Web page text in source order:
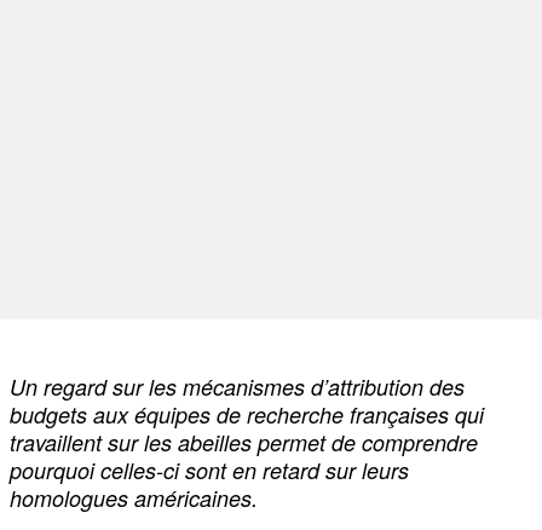
Un regard sur les mécanismes d’attribution des
budgets aux équipes de recherche françaises qui
travaillent sur les abeilles permet de comprendre
pourquoi celles-ci sont en retard sur leurs
homologues américaines.